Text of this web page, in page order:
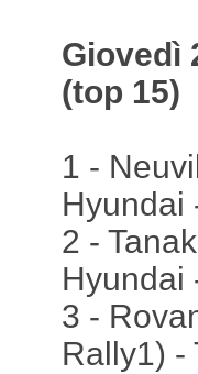
Giovedì
(top 15)
1 -
Hyundai
2 -
Hyundai
3 -
Rally1) -